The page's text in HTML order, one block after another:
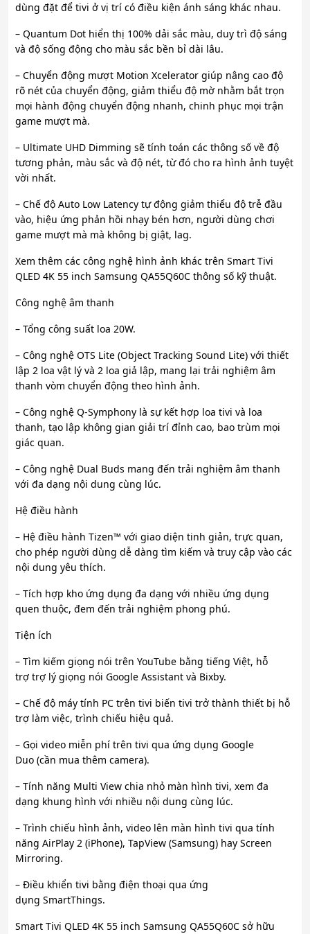
dùng đặt để tivi ở vị trí có điều kiện ánh sáng khác nhau.
– Quantum Dot hiển thị 100% dải sắc màu, duy trì độ sáng
và độ sống động cho màu sắc bền bỉ dài lâu.
– Chuyển động mượt Motion Xcelerator giúp nâng cao độ
rõ nét của chuyển động, giảm thiểu độ mờ nhằm bắt trọn
mọi hành động chuyển động nhanh, chinh phục mọi trận
game mượt mà.
– Ultimate UHD Dimming sẽ tính toán các thông số về độ
tương phản, màu sắc và độ nét, từ đó cho ra hình ảnh tuyệt
vời nhất.
– Chế độ Auto Low Latency tự động giảm thiểu độ trễ đầu
vào, hiệu ứng phản hồi nhạy bén hơn, người dùng chơi
game mượt mà mà không bị giật, lag.
Xem thêm các công nghệ hình ảnh khác trên Smart Tivi
QLED 4K 55 inch Samsung QA55Q60C thông số kỹ thuật.
Công nghệ âm thanh
– Tổng công suất loa 20W.
– Công nghệ OTS Lite (Object Tracking Sound Lite) với thiết
lập 2 loa vật lý và 2 loa giả lập, mang lại trải nghiệm âm
thanh vòm chuyển động theo hình ảnh.
– Công nghệ Q-Symphony là sự kết hợp loa tivi và loa
thanh, tạo lập không gian giải trí đỉnh cao, bao trùm mọi
giác quan.
– Công nghệ Dual Buds mang đến trải nghiệm âm thanh
với đa dạng nội dung cùng lúc.
Hệ điều hành
– Hệ điều hành Tizen™ với giao diện tinh giản, trực quan,
cho phép người dùng dễ dàng tìm kiếm và truy cập vào các
nội dung yêu thích.
– Tích hợp kho ứng dụng đa dạng với nhiều ứng dụng
quen thuộc, đem đến trải nghiệm phong phú.
Tiện ích
– Tìm kiếm giọng nói trên YouTube bằng tiếng Việt, hỗ
trợ trợ lý giọng nói Google Assistant và Bixby.
– Chế độ máy tính PC trên tivi biến tivi trở thành thiết bị hỗ
trợ làm việc, trình chiếu hiệu quả.
– Gọi video miễn phí trên tivi qua ứng dụng Google
Duo (cần mua thêm camera).
– Tính năng Multi View chia nhỏ màn hình tivi, xem đa
dạng khung hình với nhiều nội dung cùng lúc.
– Trình chiếu hình ảnh, video lên màn hình tivi qua tính
năng AirPlay 2 (iPhone), TapView (Samsung) hay Screen
Mirroring.
– Điều khiển tivi bằng điện thoại qua ứng
dụng SmartThings.
Smart Tivi QLED 4K 55 inch Samsung QA55Q60C sở hữu